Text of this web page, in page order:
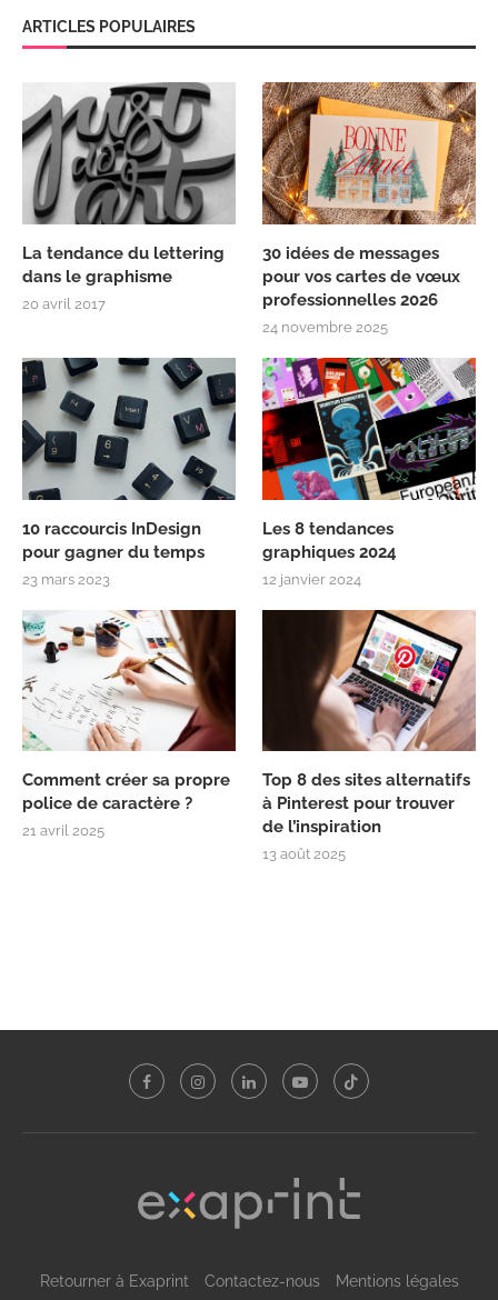
ARTICLES POPULAIRES
La tendance du lettering
dans le graphisme
20 avril 2017
30 idées de messages
pour vos cartes de vœux
professionnelles 2026
24 novembre 2025
10 raccourcis InDesign
pour gagner du temps
23 mars 2023
Les 8 tendances
graphiques 2024
12 janvier 2024
Comment créer sa propre
police de caractère ?
21 avril 2025
Top 8 des sites alternatifs
à Pinterest pour trouver
de l’inspiration
13 août 2025
Retourner à Exaprint Contactez-nous Mentions légales